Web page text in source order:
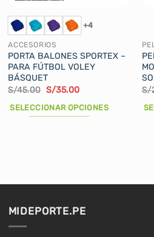
+4
ACCESORIOS
PORTA BALONES SPORTEX –
PARA FÚTBOL VOLEY
BÁSQUET
S/45.00 El
original
era:
S/35.00El
actual
es:
SELECCIONAR OPCIONES
se
pueden
S/
MIDEPORTE.PE